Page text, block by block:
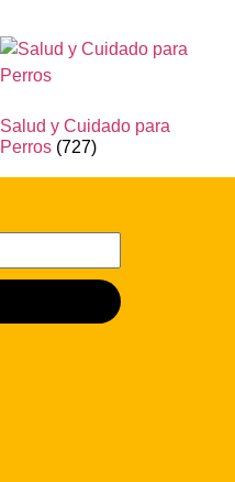
Salud y Cuidado para
Perros (727)